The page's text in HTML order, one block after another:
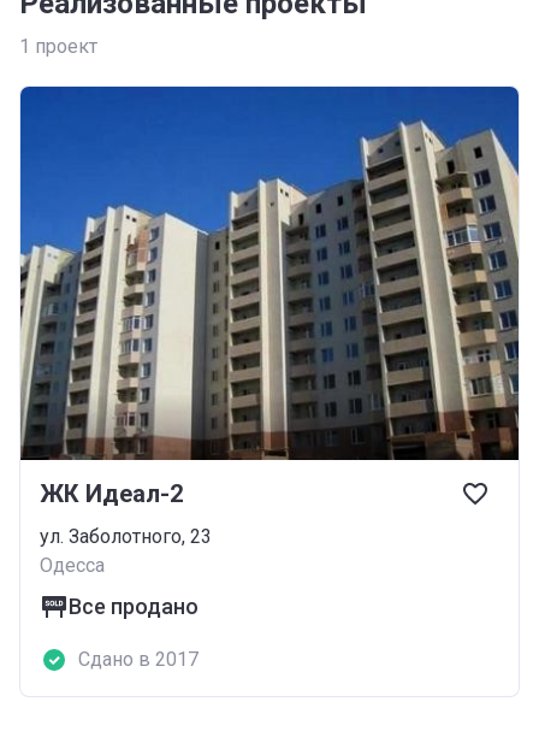
1 проект
ЖК Идеал-2
ул. Заболотного, 23
Одесса
Все продано
Сдано в 2017